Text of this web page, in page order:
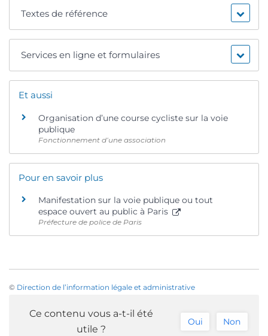
Textes de référence
Services en ligne et formulaires
Et aussi
Organisation d’une course cycliste sur la voie
publique
Fonctionnement d’une association
Pour en savoir plus
Manifestation sur la voie publique ou tout
espace ouvert au public à Paris
Préfecture de police de Paris
© Direction de l’information légale et administrative
Ce contenu vous a-t-il été
utile ?
Oui Non